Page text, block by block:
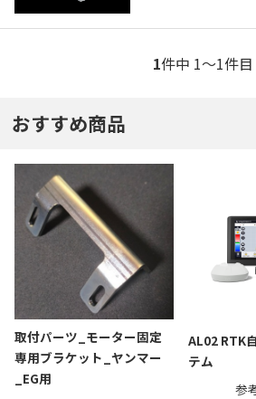
1件中 1〜1件目
おすすめ商品
取付パーツ_モーター固定
専用ブラケット_ヤンマー
_EG用
AL02 RTK
テム
参